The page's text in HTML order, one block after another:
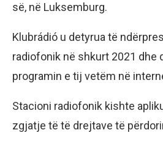
së, në Luksemburg.
Klubrádió u detyrua të
radiofonik në shkurt 2021 dhe
programin e tij vetëm në
Stacioni radiofonik kishte
zgjatje të të drejtave të